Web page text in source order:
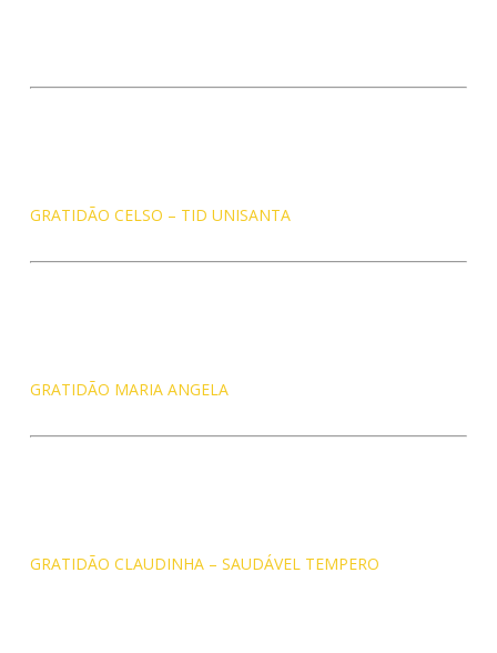
GRATIDÃO CELSO – TID UNISANTA
GRATIDÃO MARIA ANGELA
GRATIDÃO CLAUDINHA – SAUDÁVEL TEMPERO